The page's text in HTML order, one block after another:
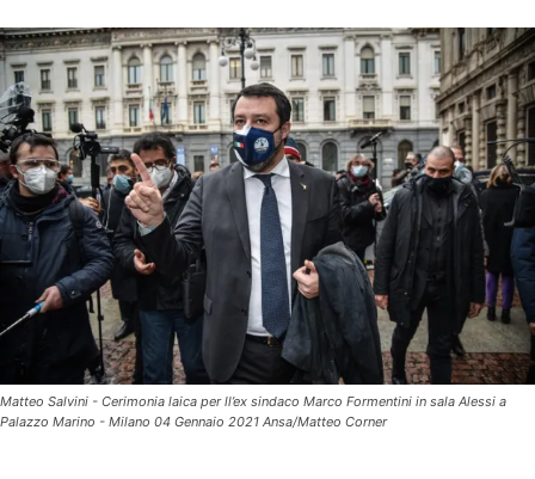
Matteo Salvini - Cerimonia laica per ll’ex sindaco Marco Formentini in sala Alessi a
Palazzo Marino - Milano 04 Gennaio 2021 Ansa/Matteo Corner